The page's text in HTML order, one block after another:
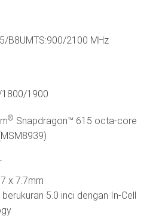
B8UMTS:900/2100 MHz
1900
® Snapdragon™ 615 octa-core
x 7.7mm
berukuran 5.0 inci dengan In-Cell